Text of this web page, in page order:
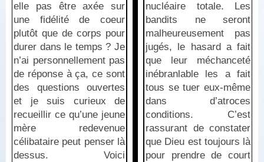
elle pas être axée sur
une fidélité de coeur
plutôt que de corps pour
durer dans le temps ? Je
n’ai personnellement pas
de réponse à ça, ce sont
des questions ouvertes
et je suis curieux de
recueillir ce qu’une jeune
mère redevenue
célibataire peut penser là
dessus. Voici
nucléaire totale. Les
bandits ne seront
malheureusement pas
jugés, le hasard a fait
que leur méchanceté
inébranlable les a fait
tous se tuer eux-même
dans d’atroces
conditions. C’est
rassurant de constater
que Dieu est toujours là
pour prendre de court